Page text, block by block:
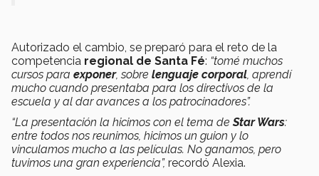
Autorizado el cambio, se preparó para el reto de la
competencia regional de Santa Fé: “tomé muchos
cursos para exponer, sobre lenguaje corporal, aprendí
mucho cuando presentaba para los directivos de la
escuela y al dar avances a los patrocinadores”.
“La presentación la hicimos con el tema deStar Wars:
entre todos nos reunimos, hicimos un guion y lo
vinculamos mucho a las películas. No ganamos, pero
tuvimos una gran experiencia”, recordó Alexia.